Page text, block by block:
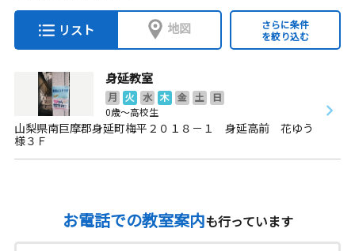
リスト 地図
さらに条件
を絞り込む
身延教室
月 火 水 木 金 土
日
0歳～高校生
山梨県南巨摩郡身延町梅平２０１８－１ 身延高前 花ゆう
様３Ｆ
お電話での教室案内も行っています